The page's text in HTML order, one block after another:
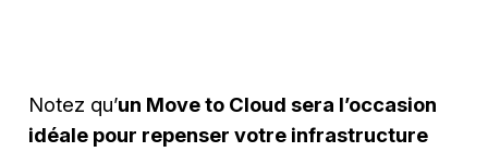
Notez qu’un Move to Cloud sera l’occasion
idéale pour repenser votre infrastructure